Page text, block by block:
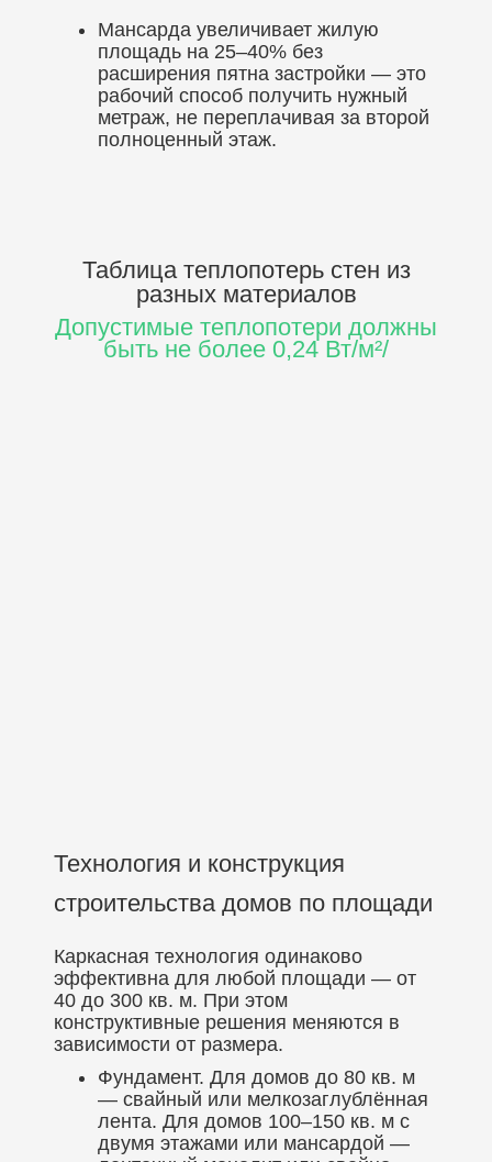
Мансарда увеличивает жилую
площадь на 25–40% без
расширения пятна застройки — это
рабочий способ получить нужный
метраж, не переплачивая за второй
полноценный этаж.
Таблица теплопотерь стен из
разных материалов
Допустимые теплопотери должны
быть не более 0,24 Вт/м²/
Технология и конструкция
строительства домов по площади
Каркасная технология одинаково
эффективна для любой площади — от
40 до 300 кв. м. При этом
конструктивные решения меняются в
зависимости от размера.
Фундамент. Для домов до 80 кв. м
— свайный или мелкозаглублённая
лента. Для домов 100–150 кв. м с
двумя этажами или мансардой —